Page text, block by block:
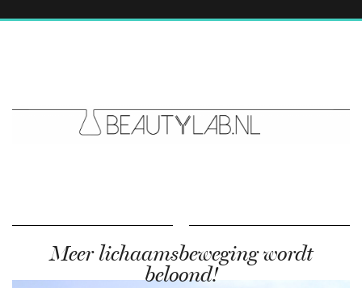
Meer lichaamsbeweging wordt
beloond!